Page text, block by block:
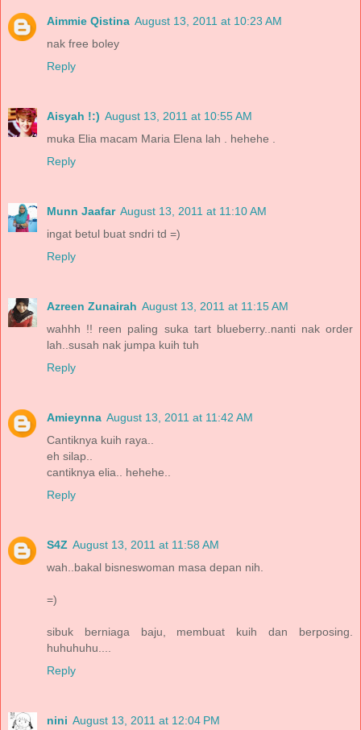
Aimmie Qistina August 13, 2011 at 10:23 AM
nak free boley
Reply
Aisyah !:) August 13, 2011 at 10:55 AM
muka Elia macam Maria Elena lah . hehehe .
Reply
Munn Jaafar August 13, 2011 at 11:10 AM
ingat betul buat sndri td =)
Reply
Azreen Zunairah August 13, 2011 at 11:15 AM
wahhh !! reen paling suka tart blueberry..nanti nak order
lah..susah nak jumpa kuih tuh
Reply
Amieynna August 13, 2011 at 11:42 AM
Cantiknya kuih raya..
eh silap..
cantiknya elia.. hehehe..
Reply
S4Z August 13, 2011 at 11:58 AM
wah..bakal bisneswoman masa depan nih.
=)
sibuk berniaga baju, membuat kuih dan berposing.
huhuhuhu....
Reply
nini August 13, 2011 at 12:04 PM